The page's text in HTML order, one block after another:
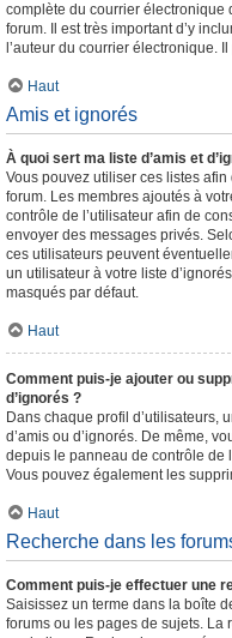
complète du courrier électronique
forum. Il est très important d’y
l’auteur du courrier électronique.
Haut
Amis et ignorés
À quoi sert ma liste d’amis et
Vous pouvez utiliser ces listes
forum. Les membres ajoutés à
contrôle de l’utilisateur afin de
envoyer des messages privés.
ces utilisateurs peuvent
un utilisateur à votre liste
masqués par défaut.
Haut
Comment puis-je ajouter ou
d’ignorés ?
Dans chaque profil d’utilisateurs,
d’amis ou d’ignorés. De même,
depuis le panneau de contrôle de
Vous pouvez également les
Haut
Recherche dans les
Comment puis-je effectuer une
Saisissez un terme dans la boîte
forums ou les pages de sujets.